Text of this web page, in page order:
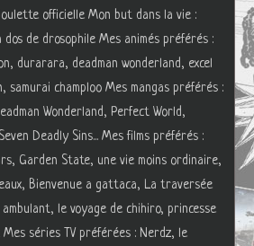
officielle Mon but dans la vie :
de drosophile Mes animés préférés :
durarara, deadman wonderland, excel
samurai champloo Mes mangas préférés :
Wonderland, Perfect World,
Deadly Sins... Mes films préférés :
Garden State, une vie moins ordinaire,
Bienvenue a gattaca, La traversée
le voyage de chihiro, princesse
Mes séries TV préférées : Nerdz, le